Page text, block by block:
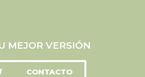
MEJOR VERSIÓN
CONTACTO